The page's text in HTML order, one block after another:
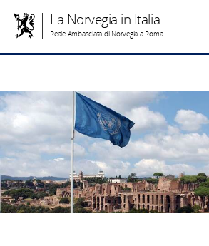
La Norvegia in Italia
Reale Ambasciata di Norvegia a Roma